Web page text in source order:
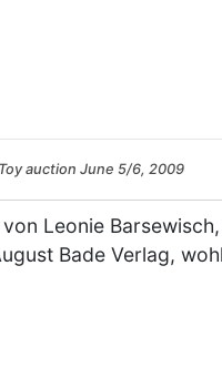
Toy auction June 5/6, 2009
Leonie
Bade Verlag,